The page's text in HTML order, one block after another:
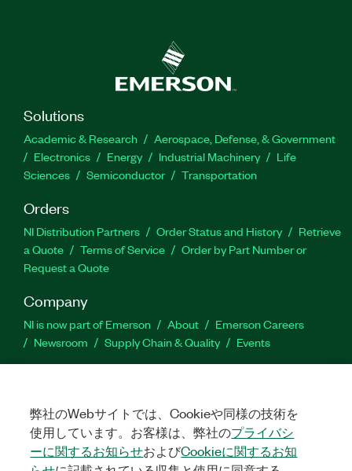
Solutions
Academic & Research
Aerospace, Defense, & Government
Electronics
Energy Industrial Machinery
Life
Sciences
Semiconductor Transportation
Orders
NI Distribution Partners Order Status and History
Retrieve
a Quote
Terms of Service
Order by Part Number or
Request a Quote
Company
NI is now part of Emerson About
Emerson Careers
Newsroom
Supply Chain & Quality Events
Activate a Product
Submit a Service Request
Site
Feedback
弊社のWebサイトでは、Cookieや同様の技術を
使用しています。お客様は、弊社のプライバシ
ーに関するお知らせおよびCookieに関するお知